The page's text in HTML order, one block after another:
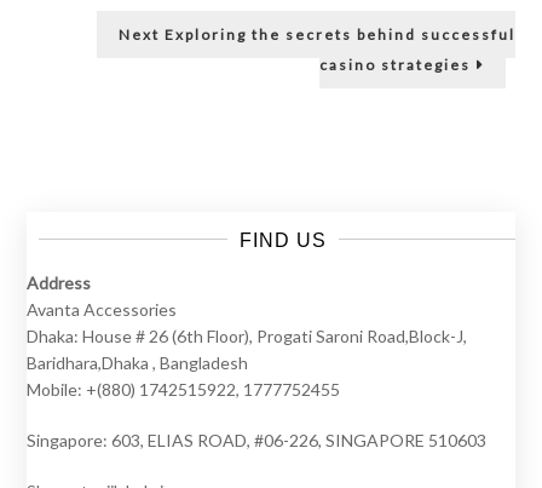
Next Next
Exploring the secrets behind successful
casino strategies
FIND US
Address
Avanta Accessories
Dhaka: House # 26 (6th Floor), Progati Saroni Road,Block-J,
Baridhara,Dhaka , Bangladesh
Mobile: +(880) 1742515922, 1777752455
Singapore: 603, ELIAS ROAD, #06-226, SINGAPORE 510603